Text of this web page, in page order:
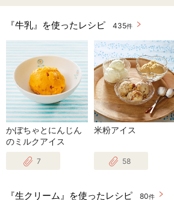
『牛乳』を使ったレシピ 435件
かぼちゃとにんじん
のミルクアイス
7
米粉アイス
58
『生クリーム』を使ったレシピ 80件